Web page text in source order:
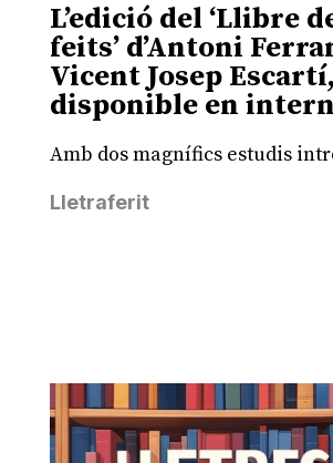
L’edició del ‘Llibre
feits’ d’Antoni
Vicent Josep Escartí,
disponible en
Amb dos magnífics estudis
Lletraferit